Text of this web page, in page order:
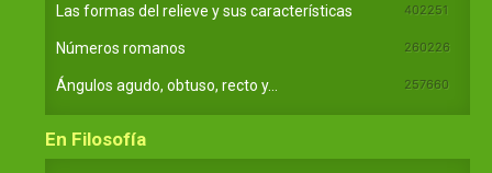
Las formas del relieve y sus características 402251
Números romanos 260226
Ángulos agudo, obtuso, recto y... 257660
En Filosofía